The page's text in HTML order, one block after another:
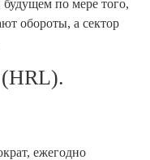
по мере того,
обороты, а сектор
ежегодно